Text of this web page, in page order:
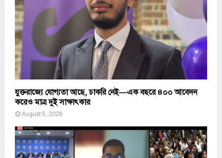
যুক্তরাজ্যে যোগ্যতা আছে, চাকরি নেই—এক বছরে ৪০০ আবেদন
করেও মাত্র দুই সাক্ষাৎকার
August 5, 2026